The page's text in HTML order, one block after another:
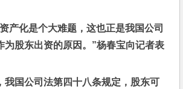
产化是个大难题，这也正是我国公司
为股东出资的原因。”杨春宝向记者表
我国公司法第四十八条规定，股东可